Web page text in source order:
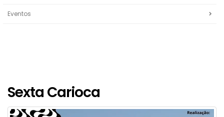
Eventos
Sexta Carioca